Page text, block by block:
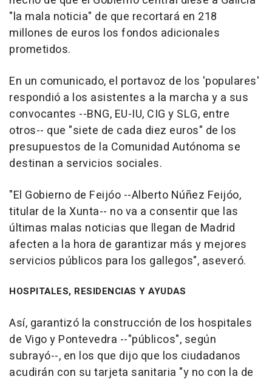
"la mala noticia" de que recortará en 218
millones de euros los fondos adicionales
prometidos.
En un comunicado, el portavoz de los 'populares'
respondió a los asistentes a la marcha y a sus
convocantes --BNG, EU-IU, CIG y SLG, entre
otros-- que "siete de cada diez euros" de los
presupuestos de la Comunidad Autónoma se
destinan a servicios sociales.
"El Gobierno de Feijóo --Alberto Núñez Feijóo,
titular de la Xunta-- no va a consentir que las
últimas malas noticias que llegan de Madrid
afecten a la hora de garantizar más y mejores
servicios públicos para los gallegos", aseveró.
HOSPITALES, RESIDENCIAS Y AYUDAS
Así, garantizó la construcción de los hospitales
de Vigo y Pontevedra --"públicos", según
subrayó--, en los que dijo que los ciudadanos
acudirán con su tarjeta sanitaria "y no con la de